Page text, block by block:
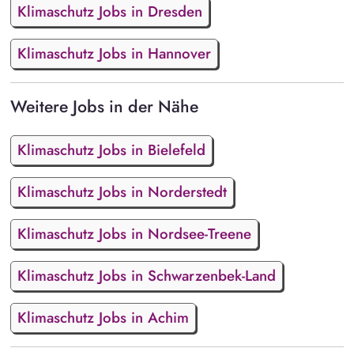
Klimaschutz Jobs in Dresden
Klimaschutz Jobs in Hannover
Weitere Jobs in der Nähe
Klimaschutz Jobs in Bielefeld
Klimaschutz Jobs in Norderstedt
Klimaschutz Jobs in Nordsee-Treene
Klimaschutz Jobs in Schwarzenbek-Land
Klimaschutz Jobs in Achim